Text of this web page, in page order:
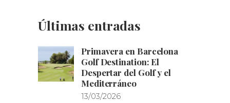
Últimas entradas
Primavera en Barcelona
Golf Destination: El
Despertar del Golf y el
Mediterráneo
13/03/2026